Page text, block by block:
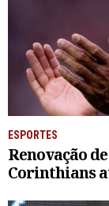
ESPORTES
Renovação
Corinthians